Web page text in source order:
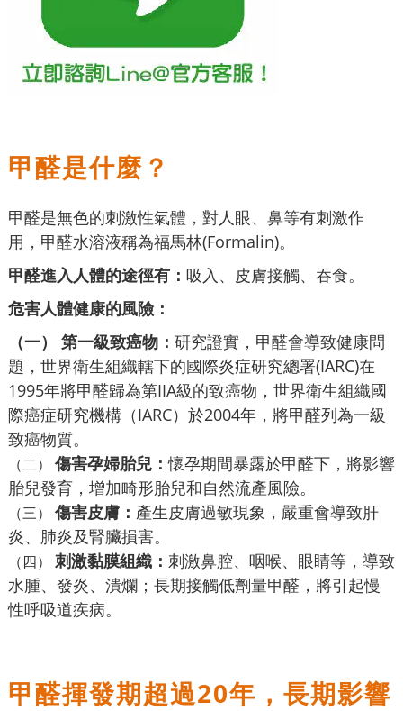
甲醛是什麼？
甲醛是無色的刺激性氣體，對人眼、鼻等有刺激作
用，甲醛水溶液稱為福馬林(Formalin)。
甲醛進入人體的途徑有： 吸入、皮膚接觸、吞食。
危害人體健康的風險：
（一） 第一級致癌物： 研究證實，甲醛會導致健康問
題，世界衛生組織轄下的國際炎症研究總署(IARC)在
1995年將甲醛歸為第IIA級的致癌物，世界衛生組織國
際癌症研究機構（IARC）於2004年，將甲醛列為一級
致癌物質。
（二）傷害孕婦胎兒：懷孕期間暴露於甲醛下，將影響
胎兒發育，增加畸形胎兒和自然流產風險。
（三）傷害皮膚： 產生皮膚過敏現象，嚴重會導致肝
炎、肺炎及腎臟損害。
（四） 刺激黏膜組織： 刺激鼻腔、咽喉、眼睛等，導致
水腫、發炎、潰爛；長期接觸低劑量甲醛，將引起慢
性呼吸道疾病。
甲醛揮發期超過20年，長期影響